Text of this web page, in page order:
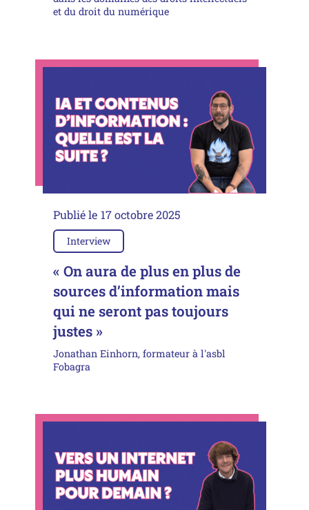
et du droit du numérique
Publié le 17 octobre 2025
Interview
« On aura de plus en plus de
sources d’information mais
qui ne seront pas toujours
justes »
Jonathan Einhorn, formateur à l'asbl
Fobagra